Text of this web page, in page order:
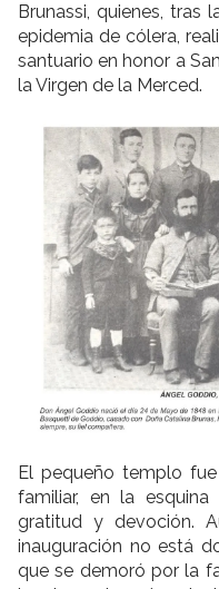
Brunassi, quienes, tras
epidemia de cólera,
santuario en honor a
la Virgen de la Merced.
El pequeño templo
familiar, en la
gratitud y devoción.
inauguración no está
que se demoró por la